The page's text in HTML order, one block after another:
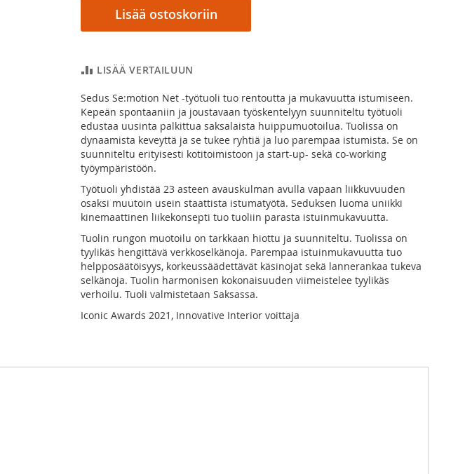
Lisää ostoskoriin
LISÄÄ VERTAILUUN
Sedus Se:motion Net -työtuoli tuo rentoutta ja mukavuutta istumiseen.
Kepeän spontaaniin ja joustavaan työskentelyyn suunniteltu työtuoli
edustaa uusinta palkittua saksalaista huippumuotoilua. Tuolissa on
dynaamista keveyttä ja se tukee ryhtiä ja luo parempaa istumista. Se on
suunniteltu erityisesti kotitoimistoon ja start-up- sekä co-working
työympäristöön.
Työtuoli yhdistää 23 asteen avauskulman avulla vapaan liikkuvuuden
osaksi muutoin usein staattista istumatyötä. Seduksen luoma uniikki
kinemaattinen liikekonsepti tuo tuoliin parasta istuinmukavuutta.
Tuolin rungon muotoilu on tarkkaan hiottu ja suunniteltu. Tuolissa on
tyylikäs hengittävä verkkoselkänoja. Parempaa istuinmukavuutta tuo
helpposäätöisyys, korkeussäädettävät käsinojat sekä lannerankaa tukeva
selkänoja. Tuolin harmonisen kokonaisuuden viimeistelee tyylikäs
verhoilu. Tuoli valmistetaan Saksassa.
Iconic Awards 2021, Innovative Interior voittaja